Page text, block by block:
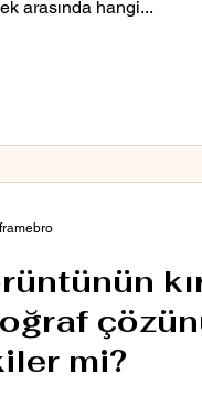
arasında hangi...
mi?
framebro